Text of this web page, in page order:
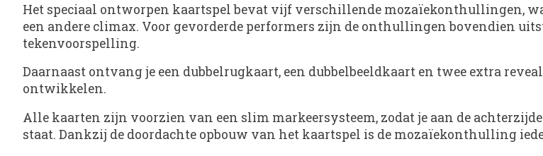
Het speciaal ontworpen kaartspel bevat vijf verschillende mozaïekonthullingen,
een andere climax. Voor gevorderde performers zijn de onthullingen bovendien
tekenvoorspelling.
Daarnaast ontvang je een dubbelrugkaart, een dubbelbeeldkaart en twee extra
ontwikkelen.
Alle kaarten zijn voorzien van een slim markeersysteem, zodat je aan de
staat. Dankzij de doordachte opbouw van het kaartspel is de mozaïekonthulling